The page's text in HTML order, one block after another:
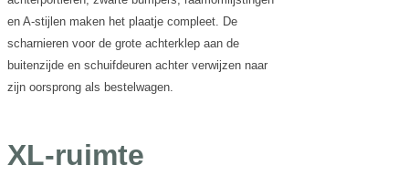
en A-stijlen maken het plaatje compleet. De
scharnieren voor de grote achterklep aan de
buitenzijde en schuifdeuren achter verwijzen naar
zijn oorsprong als bestelwagen.
XL-ruimte